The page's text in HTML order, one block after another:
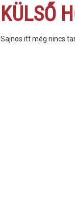
KÜLSŐ
Sajnos itt még nincs